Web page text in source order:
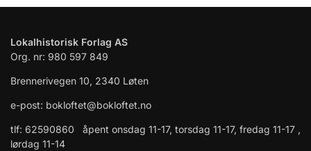
Lokalhistorisk Forlag AS
Org. nr: 980 597 849
Brennerivegen 10, 2340 Løten
e-post: bokloftet@bokloftet.no
tlf: 62590860 åpent onsdag 11-17, torsdag 11-17, fredag 11-17 ,
lørdag 11-14